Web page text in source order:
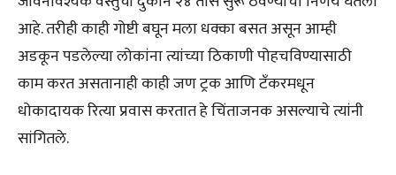
आहे. तरीही काही गोष्टी बघून मला धक्का बसत असून आम्ही
अडकून पडलेल्या लोकांना त्यांच्या ठिकाणी पोहचविण्यासाठी
काम करत असतानाही काही जण ट्रक आणि टँकरमधून
धोकादायक रित्या प्रवास करतात हे चिंताजनक असल्याचे त्यांनी
सांगितले.